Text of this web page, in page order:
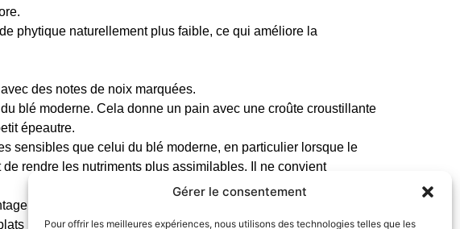
Gérer le consentement
Pour offrir les meilleures expériences, nous utilisons des technologies telles que les
phytique naturellement plus faible, ce qui améliore la
des notes de noix marquées.
blé moderne. Cela donne un pain avec une croûte croustillante
épeautre.
sensibles que celui du blé moderne, en particulier lorsque le
rendre les nutriments plus assimilables. Il ne convient
de se conserver plus longtemps que les pains traditionnels,
rustiques, des soupes, des fromages ou simplement grillé